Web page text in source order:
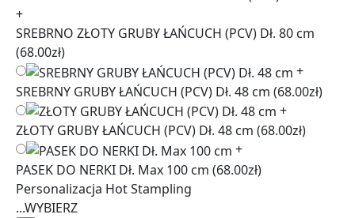
+
SREBRNO ZŁOTY GRUBY ŁAŃCUCH (PCV) Dł. 80 cm
(68.00zł)
+
SREBRNY GRUBY ŁAŃCUCH (PCV) Dł. 48 cm (68.00zł)
+
ZŁOTY GRUBY ŁAŃCUCH (PCV) Dł. 48 cm (68.00zł)
+
PASEK DO NERKI Dł. Max 100 cm (68.00zł)
Personalizacja Hot Stampling
...WYBIERZ